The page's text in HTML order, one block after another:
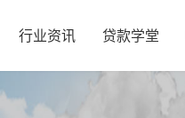
行业资讯 贷款学堂